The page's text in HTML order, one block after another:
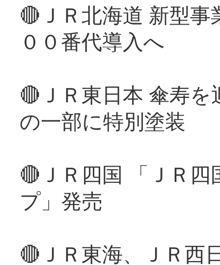
🔴ＪＲ北海道 新型
００番代導入へ
🔴ＪＲ東日本 傘寿
の一部に特別塗装
🔴ＪＲ四国 「ＪＲ
プ」発売
🔴ＪＲ東海、ＪＲ西